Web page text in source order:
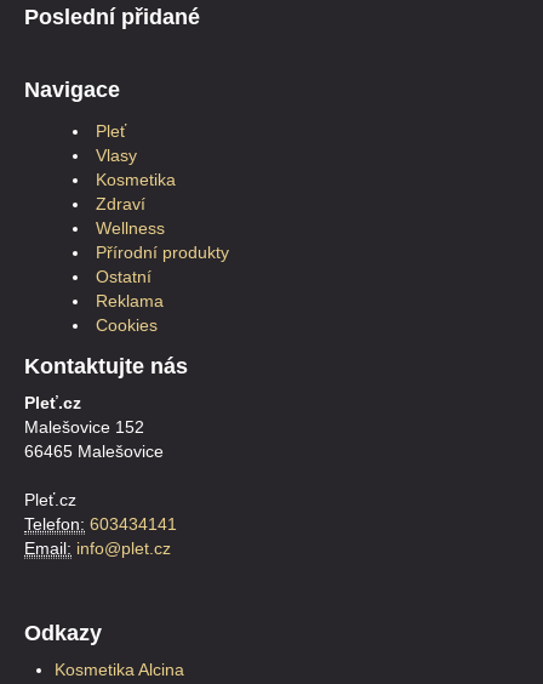
Poslední přidané
Navigace
Pleť
Vlasy
Kosmetika
Zdraví
Wellness
Přírodní produkty
Ostatní
Reklama
Cookies
Kontaktujte nás
Pleť.cz
Malešovice 152
66465 Malešovice
Pleť.cz
Telefon: 603434141
Email: info@plet.cz
Odkazy
Kosmetika Alcina